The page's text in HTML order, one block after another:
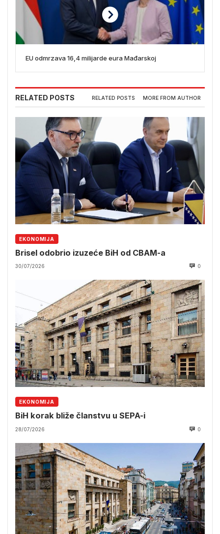
EU odmrzava 16,4 milijarde eura Mađarskoj
RELATED POSTS RELATED POSTS MORE FROM AUTHOR
EKONOMIJA
Brisel odobrio izuzeće BiH od CBAM-a
30/07/2026 0
EKONOMIJA
BiH korak bliže članstvu u SEPA-i
28/07/2026 0